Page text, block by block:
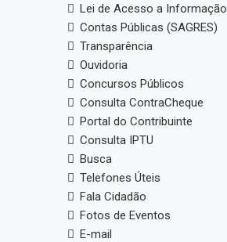
Lei de Acesso a Informação
Contas Públicas (SAGRES)
Transparência
Ouvidoria
Concursos Públicos
Consulta ContraCheque
Portal do Contribuinte
Consulta IPTU
Busca
Telefones Úteis
Fala Cidadão
Fotos de Eventos
E-mail